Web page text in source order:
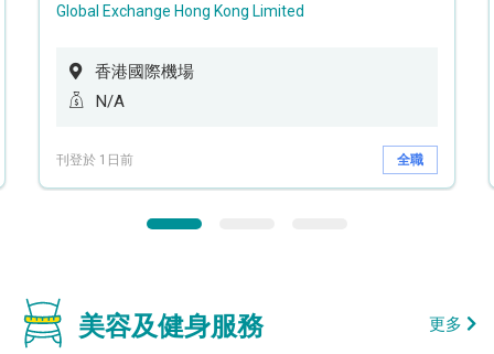
Global Exchange Hong Kong Limited
香港國際機場
N/A
刊登於 1日前 全職
美容及健身服務 更多